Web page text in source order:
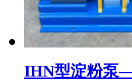
IHN型淀粉泵